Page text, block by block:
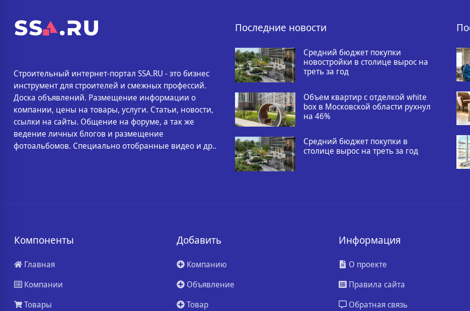
Строительный интернет-портал SSA.RU - это бизнес
инструмент для строителей и смежных профессий.
Доска объявлений. Размещение информации о
компании, цены на товары, услуги. Статьи, новости,
ссылки на сайты. Общение на форуме, а так же
ведение личных блогов и размещение
фотоальбомов. Специально отобранные видео и др..
Последние новости
Средний бюджет покупки
новостройки в столице вырос на
треть за год
Объем квартир с отделкой white
box в Московской области рухнул
на 46%
Средний бюджет покупки в
столице вырос на треть за год
Компоненты
Главная
Компании
Товары
Добавить
Компанию
Объявление
Товар
Информация
О проекте
Правила сайта
Обратная связь